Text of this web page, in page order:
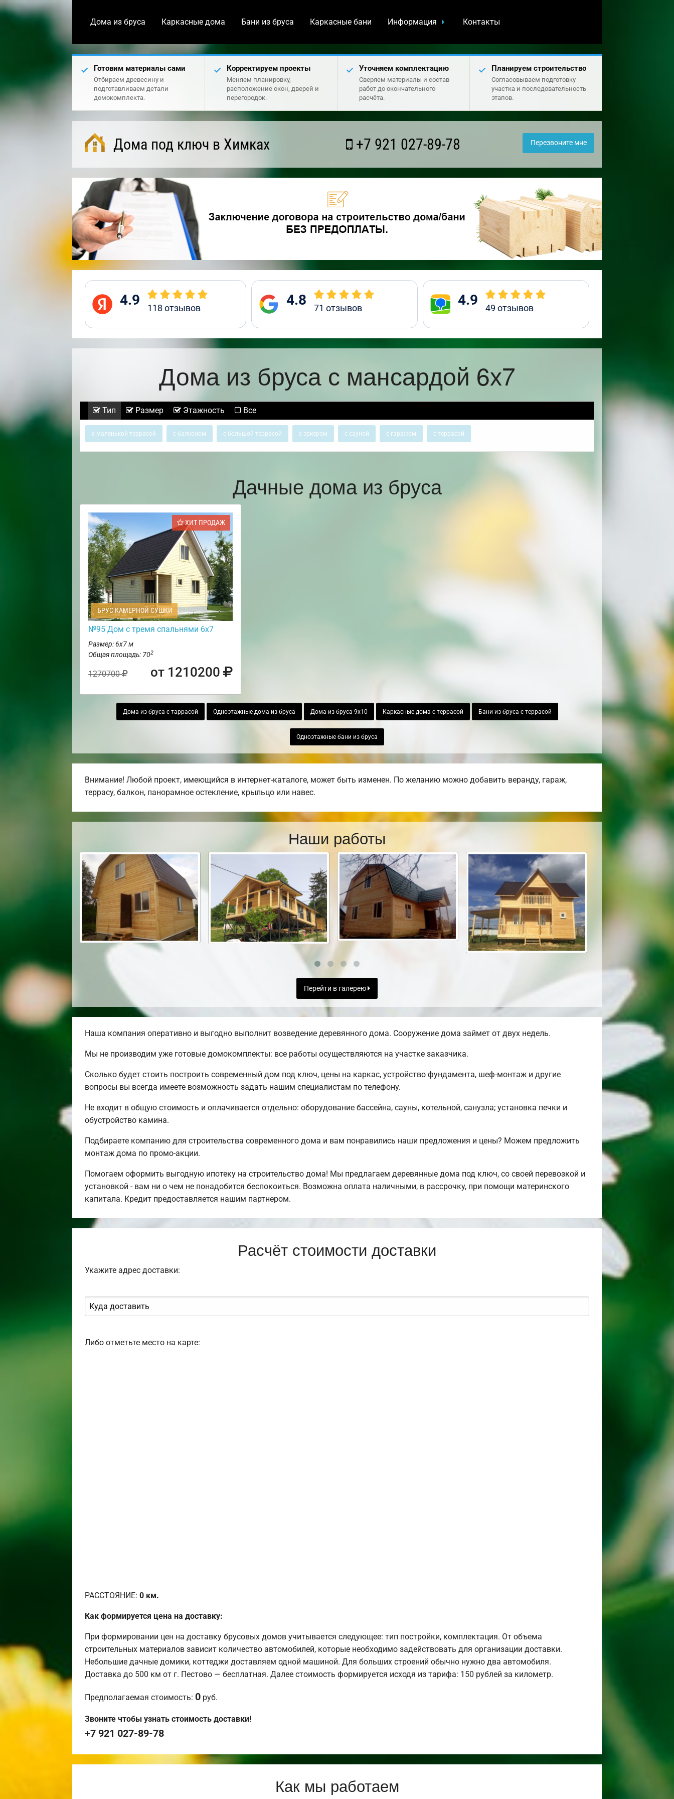
Дома из бруса Каркасные дома Бани из бруса Каркасные бани Информация Контакты
Готовим материалы сами
Отбираем древесину и
подготавливаем детали
домокомплекта.
Корректируем проекты
Меняем планировку,
расположение окон, дверей и
перегородок.
Уточняем комплектацию
Сверяем материалы и состав
работ до окончательного
расчёта.
Планируем строительство
Согласовываем подготовку
участка и последовательность
этапов.
Дома под ключ в Химках +7 921 027-89-78 Перезвоните мне
4.9 118 отзывов 4.8 71 отзывов 4.9 49 отзывов
Дома из бруса с мансардой 6х7
Тип Размер Этажность Все
с маленькой террасой с балконом с большой террасой с эркером с сауной с гаражом с террасой
Дачные дома из бруса
ХИТ ПРОДАЖ
БРУС КАМЕРНОЙ СУШКИ
№95 Дом с тремя спальнями 6х7
Размер: 6х7 м
Общая площадь: 702
1270700 от 1210200
Дома из бруса с таррасой Одноэтажные дома из бруса Дома из бруса 9х10 Каркасные дома с террасой Бани из бруса с террасой
Одноэтажные бани из бруса
Внимание! Любой проект, имеющийся в интернет-каталоге, может быть изменен. По желанию можно добавить веранду, гараж,
террасу, балкон, панорамное остекление, крыльцо или навес.
Наши работы
Перейти в галерею
Наша компания оперативно и выгодно выполнит возведение деревянного дома. Сооружение дома займет от двух недель.
Мы не производим уже готовые домокомплекты: все работы осуществляются на участке заказчика.
Сколько будет стоить построить современный дом под ключ, цены на каркас, устройство фундамента, шеф-монтаж и другие
вопросы вы всегда имеете возможность задать нашим специалистам по телефону.
Не входит в общую стоимость и оплачивается отдельно: оборудование бассейна, сауны, котельной, санузла; установка печки и
обустройство камина.
Подбираете компанию для строительства современного дома и вам понравились наши предложения и цены? Можем предложить
монтаж дома по промо-акции.
Помогаем оформить выгодную ипотеку на строительство дома! Мы предлагаем деревянные дома под ключ, со своей перевозкой и
установкой - вам ни о чем не понадобится беспокоиться. Возможна оплата наличными, в рассрочку, при помощи материнского
капитала. Кредит предоставляется нашим партнером.
Расчёт стоимости доставки
Укажите адрес доставки:
Либо отметьте место на карте:
РАССТОЯНИЕ: 0 км.
Как формируется цена на доставку:
При формировании цен на доставку брусовых домов учитывается следующее: тип постройки, комплектация. От объема
строительных материалов зависит количество автомобилей, которые необходимо задействовать для организации доставки.
Небольшие дачные домики, коттеджи доставляем одной машиной. Для больших строений обычно нужно два автомобиля.
Доставка до 500 км от г. Пестово — бесплатная. Далее стоимость формируется исходя из тарифа: 150 рублей за километр.
Предполагаемая стоимость: 0 руб.
Звоните чтобы узнать стоимость доставки!
+7 921 027-89-78
Как мы работаем